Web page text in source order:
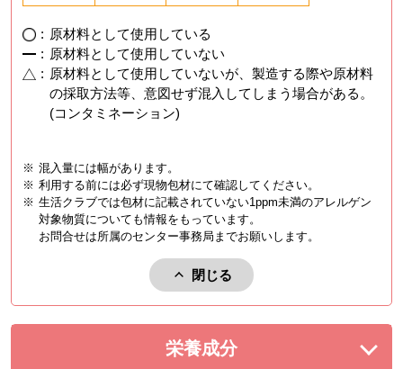
: 原材料として使用している
: 原材料として使用していない
: 原材料として使用していないが、製造する際や原材料
の採取方法等、意図せず混入してしまう場合がある。
(コンタミネーション)
※ 混入量には幅があります。
※ 利用する前には必ず現物包材にて確認してください。
※ 生活クラブでは包材に記載されていない1ppm未満のアレルゲン
対象物質についても情報をもっています。
お問合せは所属のセンター事務局までお願いします。
閉じる
アレルゲンを閉じる。
栄養成分を展開する。